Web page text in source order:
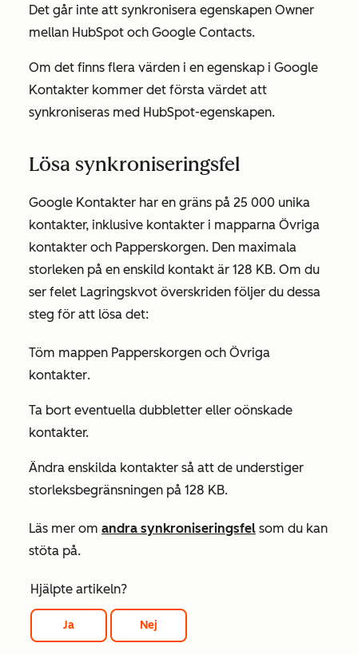
Det går inte att synkronisera egenskapen Owner
mellan HubSpot och Google Contacts.
Om det finns flera värden i en egenskap i Google
Kontakter kommer det första värdet att
synkroniseras med HubSpot-egenskapen.
Lösa synkroniseringsfel
Google Kontakter har en gräns på 25 000 unika
kontakter, inklusive kontakter i mapparna Övriga
kontakter och Papperskorgen. Den maximala
storleken på en enskild kontakt är 128 KB. Om du
ser felet Lagringskvot överskriden följer du dessa
steg för att lösa det:
Töm mappen Papperskorgen och Övriga
kontakter.
Ta bort eventuella dubbletter eller oönskade
kontakter.
Ändra enskilda kontakter så att de understiger
storleksbegränsningen på 128 KB.
Läs mer om andra synkroniseringsfel som du kan
stöta på.
Hjälpte artikeln?
Ja Nej